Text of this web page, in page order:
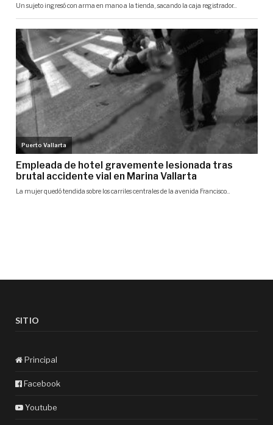
SITIO
Principal
Facebook
Youtube